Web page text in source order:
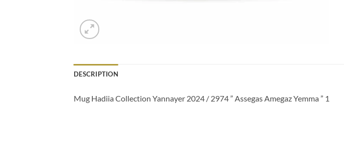
DESCRIPTION
Mug Hadiia Collection Yannayer 2024 / 2974 ” Assegas Amegaz Yemma ” 1